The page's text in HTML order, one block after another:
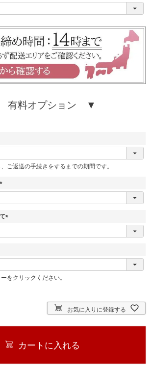
(
必
料オプション ▼
ご返送の手続きをするまでの期間です。
(
必
(
必
をクリックください。
お気に入りに登録する
カートに入れる